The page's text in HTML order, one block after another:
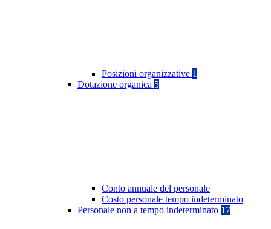
Posizioni organizzative 1
Dotazione organica 5
Conto annuale del personale
Costo personale tempo indeterminato
Personale non a tempo indeterminato 17